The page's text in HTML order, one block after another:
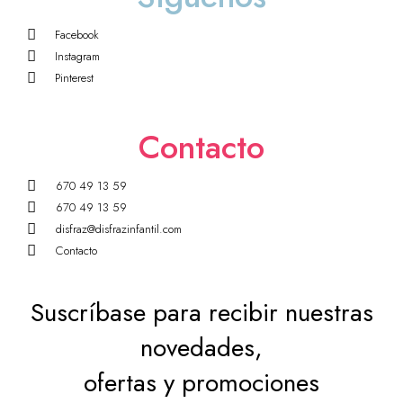
Facebook
Instagram
Pinterest
Contacto
670 49 13 59
670 49 13 59
disfraz@disfrazinfantil.com
Contacto
Suscríbase para recibir nuestras
novedades,
ofertas y promociones